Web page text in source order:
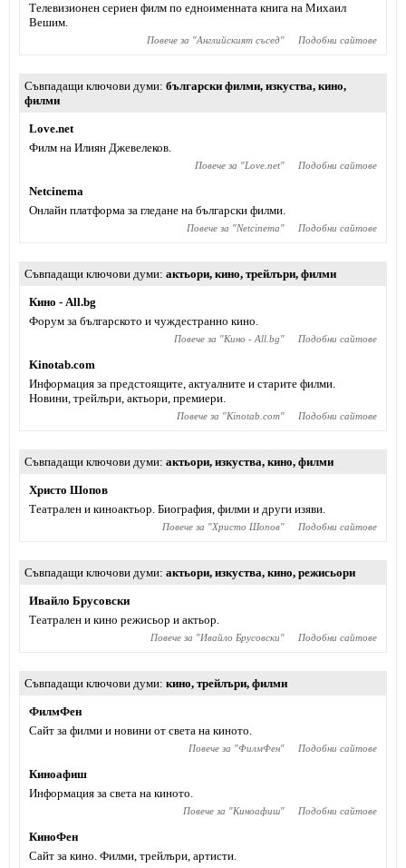
Телевизионен сериен филм по едноименната книга на Михаил
Вешим.
Повече за "Английският съсед" Подобни сайтове
Съвпадащи ключови думи български филми, изкуства, кино,
филми
Love.net
Филм на Илиян Джевелеков.
Повече за "Love.net" Подобни сайтове
Netcinema
Онлайн платформа за гледане на български филми.
Повече за "Netcinema" Подобни сайтове
Съвпадащи ключови думи актьори, кино, трейлъри, филми
Кино - All.bg
Форум за българското и чуждестранно кино.
Повече за "Кино - All.bg" Подобни сайтове
Kinotab.com
Информация за предстоящите, актуалните и старите филми.
Новини, трейлъри, актьори, премиери.
Повече за "Kinotab.com" Подобни сайтове
Съвпадащи ключови думи актьори, изкуства, кино, филми
Христо Шопов
Театрален и киноактьор. Биография, филми и други изяви.
Повече за "Христо Шопов" Подобни сайтове
Съвпадащи ключови думи актьори, изкуства, кино, режисьори
Ивайло Брусовски
Театрален и кино режисьор и актьор.
Повече за "Ивайло Брусовски" Подобни сайтове
Съвпадащи ключови думи кино, трейлъри, филми
ФилмФен
Сайт за филми и новини от света на киното.
Повече за "ФилмФен" Подобни сайтове
Киноафиш
Информация за света на киното.
Повече за "Киноафиш" Подобни сайтове
КиноФен
Сайт за кино. Филми, трейлъри, артисти.